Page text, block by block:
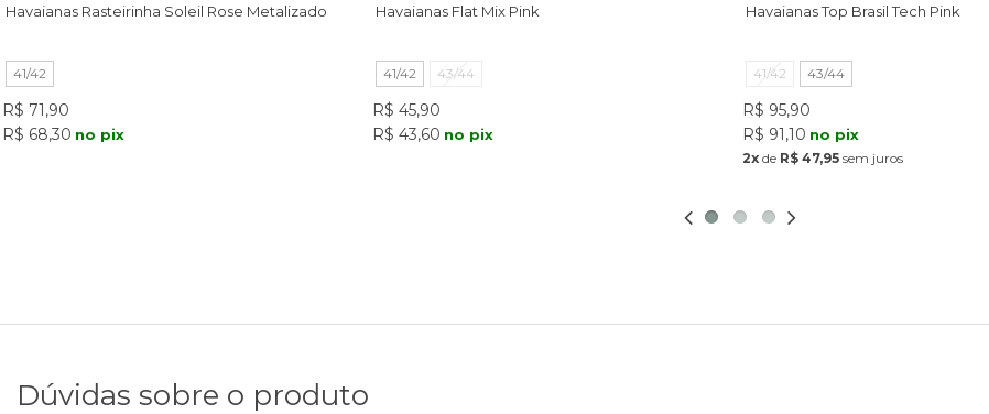
Havaianas Rasteirinha Soleil Rose Metalizado
41/42
R$ 71,90
R$ 68,30 no pix
Havaianas Flat Mix Pink
41/42 43/44
R$ 45,90
R$ 43,60 no pix
Havaianas Top Brasil Tech Pink
41/42 43/44
R$ 95,90
R$ 91,10 no pix
2x de R$ 47,95 sem juros
Dúvidas sobre o produto